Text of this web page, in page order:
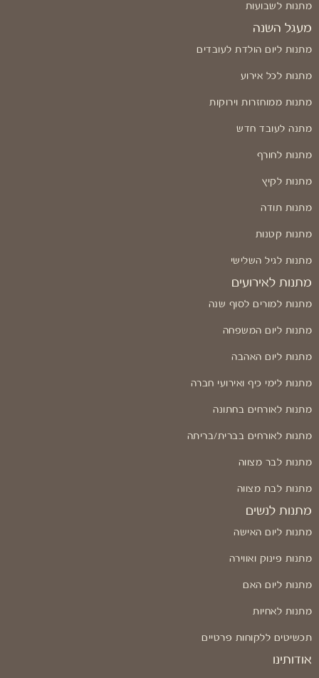
מתנות לשבועות
מעגל השנה
מתנות ליום הולדת לעובדים
מתנות לכל אירוע
מתנות ממוחזרות וירוקות
מתנה לעובד חדש
מתנות לחורף
מתנות לקיץ
מתנות תודה
מתנות קטנות
מתנות לגיל השלישי
מתנות לאירועים
מתנות למורים לסוף שנה
מתנות ליום המשפחה
מתנות ליום האהבה
מתנות לימי כיף ואירועי חברה
מתנות לאורחים בחתונה
מתנות לאורחים בברית/בריתה
מתנות לבר מצווה
מתנות לבת מצווה
מתנות לנשים
מתנות ליום האישה
מתנות פינוק ואווירה
מתנות ליום האם
מתנות לאחיות
תכשיטים ללקוחות פרטיים
אודותינו